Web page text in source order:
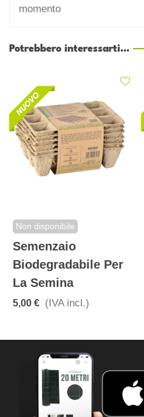
momento
Potrebbero interessarti...
Non disponibile
Semenzaio
Biodegradabile Per
La Semina
5,00 € (IVA incl.)